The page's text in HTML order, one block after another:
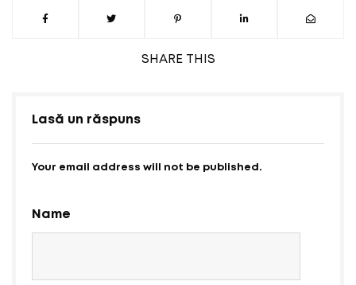
SHARE THIS
Lasă un răspuns
Your email address will not be published.
Name